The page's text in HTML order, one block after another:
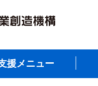
援メニュー